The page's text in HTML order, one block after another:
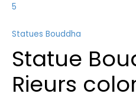
Statues Bouddha
Statue
Rieurs